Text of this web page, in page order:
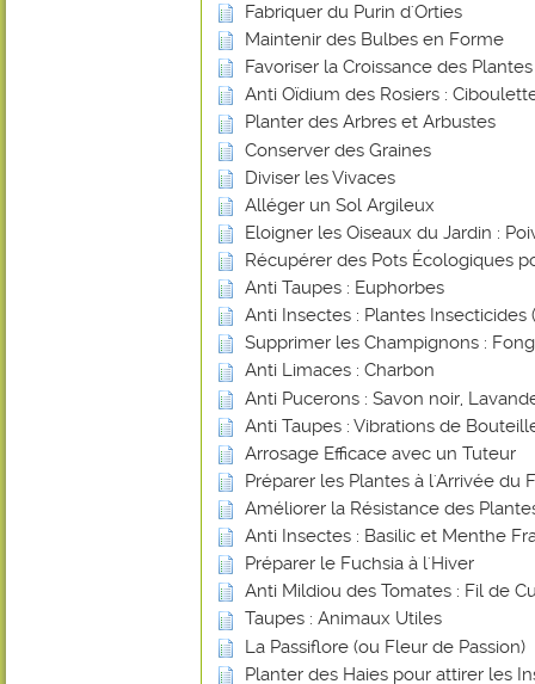
Fabriquer du Purin d'Orties
Maintenir des Bulbes en Forme
Favoriser la Croissance des
Anti Oïdium des Rosiers :
Planter des Arbres et Arbustes
Conserver des Graines
Diviser les Vivaces
Alléger un Sol Argileux
Eloigner les Oiseaux du Jardin :
Récupérer des Pots Écologiques
Anti Taupes : Euphorbes
Anti Insectes : Plantes Insecticides
Supprimer les Champignons :
Anti Limaces : Charbon
Anti Pucerons : Savon noir,
Anti Taupes : Vibrations de
Arrosage Efficace avec un Tuteur
Préparer les Plantes à l'Arrivée du
Améliorer la Résistance des
Anti Insectes : Basilic et Menthe
Préparer le Fuchsia à l'Hiver
Anti Mildiou des Tomates : Fil de
Taupes : Animaux Utiles
La Passiflore (ou Fleur de Passion)
Planter des Haies pour attirer les